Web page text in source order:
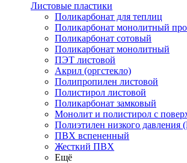
Листовые пластики
Поликарбонат для теплиц
Поликарбонат монолитный
Поликарбонат сотовый
Поликарбонат монолитный
ПЭТ листовой
Акрил (оргстекло)
Полипропилен листовой
Полистирол листовой
Поликарбонат замковый
Монолит и полистирол с
Полиэтилен низкого
ПВХ вспененный
Жесткий ПВХ
Ещё